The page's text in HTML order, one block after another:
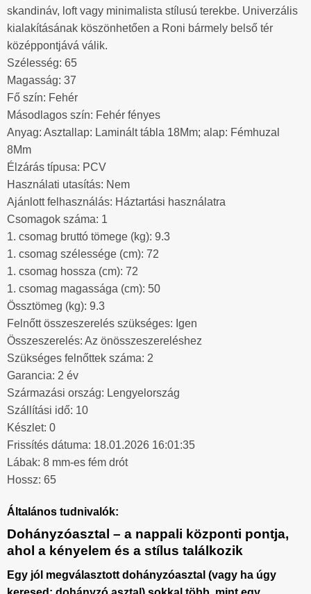
skandináv, loft vagy minimalista stílusú terekbe. Univerzális
kialakításának köszönhetően a Roni bármely belső tér
középpontjává válik.
Szélesség: 65
Magasság: 37
Fő szín: Fehér
Másodlagos szín: Fehér fényes
Anyag: Asztallap: Laminált tábla 18Mm; alap: Fémhuzal
8Mm
Élzárás típusa: PCV
Használati utasítás: Nem
Ajánlott felhasználás: Háztartási használatra
Csomagok száma: 1
1. csomag bruttó tömege (kg): 9.3
1. csomag szélessége (cm): 72
1. csomag hossza (cm): 72
1. csomag magassága (cm): 50
Össztömeg (kg): 9.3
Felnőtt összeszerelés szükséges: Igen
Összeszerelés: Az önösszeszereléshez
Szükséges felnőttek száma: 2
Garancia: 2 év
Származási ország: Lengyelország
Szállítási idő: 10
Készlet: 0
Frissítés dátuma: 18.01.2026 16:01:35
Lábak: 8 mm-es fém drót
Hossz: 65
Általános tudnivalók:
Dohányzóasztal – a nappali központi pontja,
ahol a kényelem és a stílus találkozik
Egy jól megválasztott dohányzóasztal (vagy ha úgy